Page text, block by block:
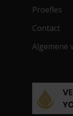
Proefles
Contact
Algemene